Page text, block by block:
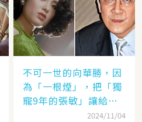
不可一世的向華勝，因
為「一根煙」，把「獨
寵9年的張敏」讓給了
2024/11/04